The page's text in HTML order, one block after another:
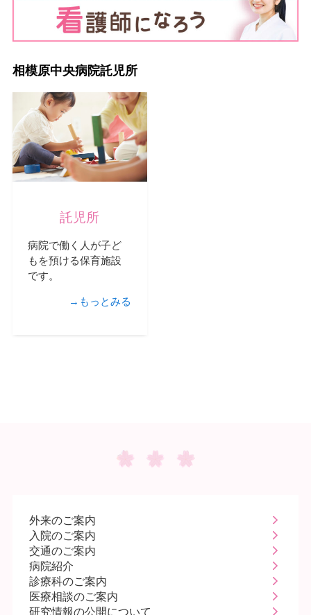
相模原中央病院託児所
託児所
病院で働く人が子ど
もを預ける保育施設
です。
→もっとみる
外来のご案内
入院のご案内
交通のご案内
病院紹介
診療科のご案内
医療相談のご案内
研究情報の公開について